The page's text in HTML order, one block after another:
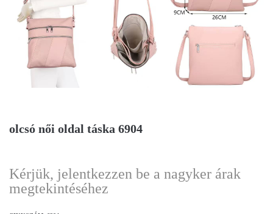
olcsó női oldal táska 6904
Kérjük, jelentkezzen be a nagyker árak
megtekintéséhez